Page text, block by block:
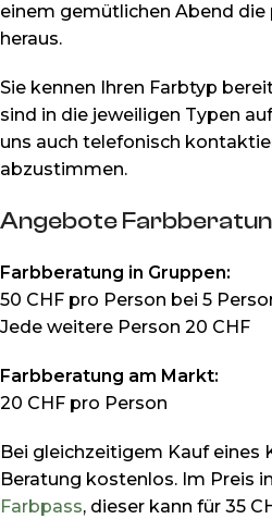
einem gemütlichen Abend die
heraus.
Sie kennen Ihren Farbtyp
sind in die jeweiligen Typen
uns auch telefonisch
abzustimmen.
Angebote
Farbberatung in Gruppen:
50 CHF pro Person bei 5
Jede weitere Person 20 CHF
Farbberatung am Markt:
20 CHF pro Person
Bei gleichzeitigem Kauf eines
Beratung kostenlos. Im Preis
Farbpass, dieser kann für 35